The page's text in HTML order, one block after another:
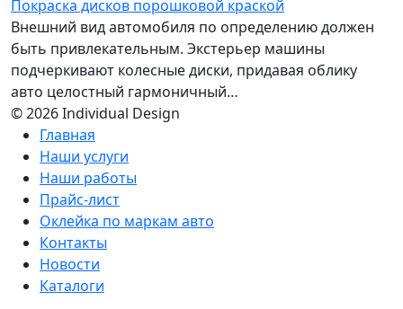
Покраска дисков порошковой краской
Внешний вид автомобиля по определению должен
быть привлекательным. Экстерьер машины
подчеркивают колесные диски, придавая облику
авто целостный гармоничный…
© 2026 Individual Design
Главная
Наши услуги
Наши работы
Прайс-лист
Оклейка по маркам авто
Контакты
Новости
Каталоги